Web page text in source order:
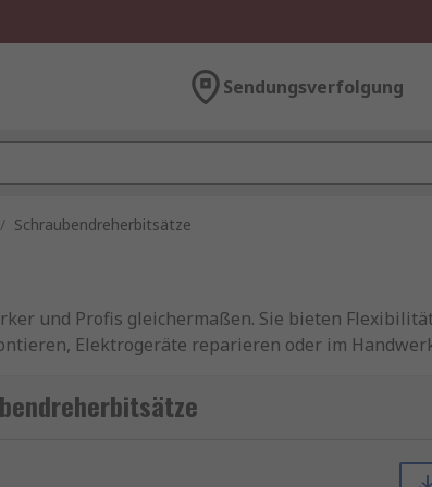
Sendungsverfolgung
/ Schraubendreherbitsätze
und Profis gleichermaßen. Sie bieten
Elektrogeräte reparieren oder im
Schraubendreherbits, die in Kombination mit
Bauweise lassen sich